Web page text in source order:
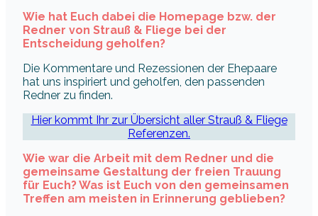
Wie hat Euch dabei die Homepage bzw. der
Redner von Strauß & Fliege bei der
Entscheidung geholfen?
Die Kommentare und Rezessionen der Ehepaare
hat uns inspiriert und geholfen, den passenden
Redner zu finden.
Hier kommt Ihr zur Übersicht aller Strauß & Fliege
Referenzen.
Wie war die Arbeit mit dem Redner und die
gemeinsame Gestaltung der freien Trauung
für Euch? Was ist Euch von den gemeinsamen
Treffen am meisten in Erinnerung geblieben?